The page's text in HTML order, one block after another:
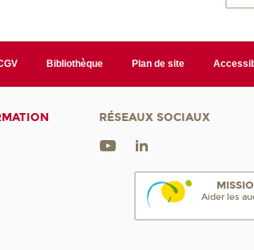
Bibliothèque Plan de site
RÉSEAUX SOCIAUX
Aider les